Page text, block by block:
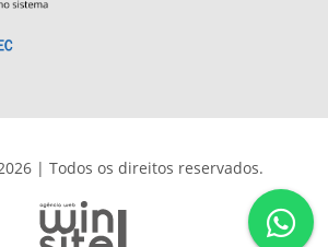
| Todos os direitos reservados.